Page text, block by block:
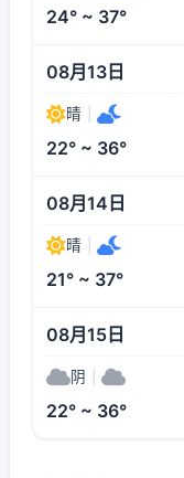
24° ~ 37°
08月13日
晴
22° ~ 36°
08月14日
晴
21° ~ 37°
08月15日
阴
22° ~ 36°